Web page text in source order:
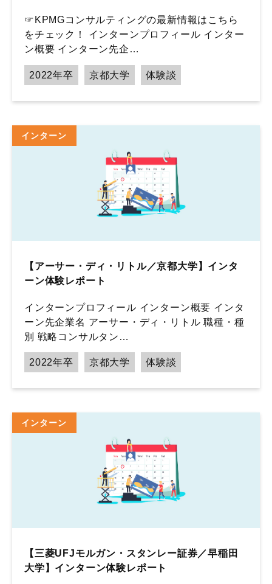
☞KPMGコンサルティングの最新情報はこちら
をチェック！ インターンプロフィール インター
ン概要 インターン先企…
2022年卒 京都大学 体験談
インターン
【アーサー・ディ・リトル／京都大学】インタ
ーン体験レポート
インターンプロフィール インターン概要 インタ
ーン先企業名 アーサー・ディ・リトル 職種・種
別 戦略コンサルタン…
2022年卒 京都大学 体験談
インターン
【三菱UFJモルガン・スタンレー証券／早稲田
大学】インターン体験レポート